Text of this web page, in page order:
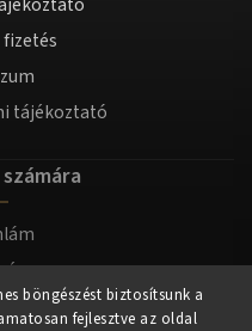
böngészést biztosítsunk a
fejlesztve az oldal
fizetés
tájékoztató